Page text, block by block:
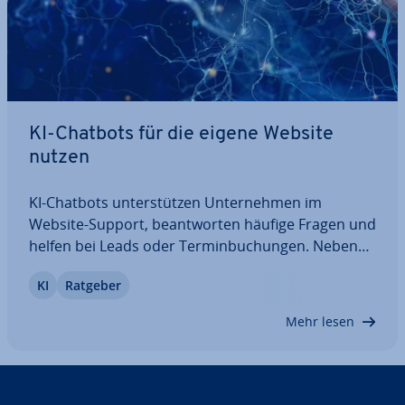
KI-Chatbots für die eigene Website
nutzen
KI-Chatbots un­ter­stüt­zen Un­ter­neh­men im
Website-Support, be­ant­wor­ten häufige Fragen und
helfen bei Leads oder Ter­min­bu­chun­gen. Neben
auch fertige No-Code-Lösungen, die sich schnell in
KI Ratgeber
Mehr lesen